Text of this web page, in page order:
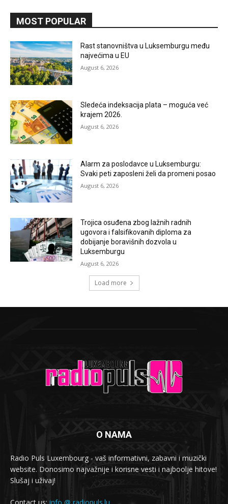
MOST POPULAR
Rast stanovništva u Luksemburgu među
najvećima u EU
August 6, 2026
Sledeća indeksacija plata – moguća već
krajem 2026.
August 6, 2026
Alarm za poslodavce u Luksemburgu:
Svaki peti zaposleni želi da promeni posao
August 6, 2026
Trojica osuđena zbog lažnih radnih
ugovora i falsifikovanih diploma za
dobijanje boravišnih dozvola u
Luksemburgu
August 6, 2026
Load more
O NAMA
Radio Puls Luxembourg - vaš informativni, zabavni i muzički
website. Donosimo najvažnije i korisne vesti i najboolje hitove!
Slušaj i uživaj!